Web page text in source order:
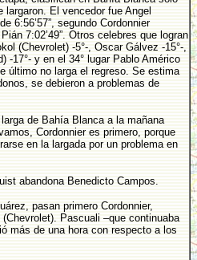
largaron. El vencedor fue Angel
6:56’57”, segundo Cordonnier
7:02’49”. Otros celebres que logran
(Chevrolet) -5°-, Oscar Gálvez -15°-,
-17°- y en el 34° lugar Pablo Américo
último no larga el regreso. Se estima
se debieron a problemas de
de Bahía Blanca a la mañana
Cordonnier es primero, porque
en la largada por un problema en
abandona Benedicto Campos.
pasan primero Cordonnier,
Pascuali –que continuaba
más de una hora con respecto a los